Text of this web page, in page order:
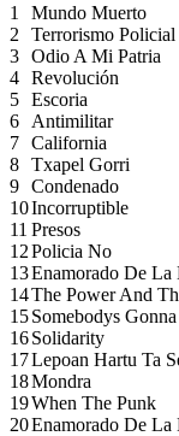
1
Mundo Muerto
2
Terrorismo Policial
3 Odio A Mi Patria
4 Revolución
5 Escoria
6
Antimilitar
7 California
8 Txapel Gorri
9 Condenado
10Incorruptible
11 Presos
12Policia No
13Enamorado De La
14The Power And
15Somebodys
16Solidarity
17Lepoan Hartu Ta
18Mondra
19When The Punk
20Enamorado De La